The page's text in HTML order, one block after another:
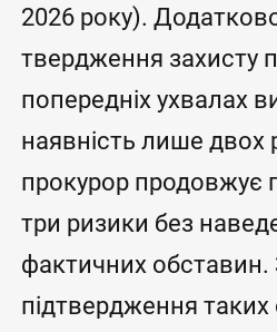
2026 року).
твердження захисту
попередніх ухвалах
наявність лише двох
прокурор продовжує
три ризики без
фактичних обставин.
підтвердження